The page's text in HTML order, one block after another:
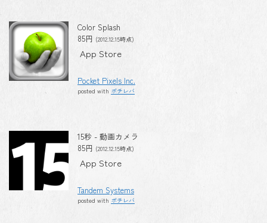
Color Splash
85円 (2012.12.15時点)
App Store
Pocket Pixels Inc.
posted with ポチレバ
15秒 - 動画カメラ
85円 (2012.12.15時点)
App Store
Tandem Systems
posted with ポチレバ